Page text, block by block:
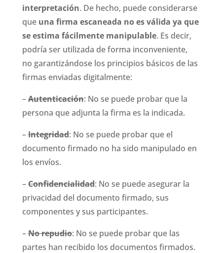
interpretación. De hecho, puede considerarse
que una firma escaneada no es válida ya que
se estima fácilmente manipulable. Es decir,
podría ser utilizada de forma inconveniente,
no garantizándose los principios básicos de las
firmas enviadas digitalmente:
–Autenticación: No se puede probar que la
persona que adjunta la firma es la indicada.
–Integridad: No se puede probar que el
documento firmado no ha sido manipulado en
los envíos.
–Confidencialidad: No se puede asegurar la
privacidad del documento firmado, sus
componentes y sus participantes.
–No repudio: No se puede probar que las
partes han recibido los documentos firmados.